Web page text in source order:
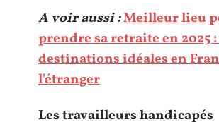
A voir aussi :Meilleur lieu
prendre sa retraite en 2025 :
destinations idéales en
l'étranger
Les travailleurs handicapés